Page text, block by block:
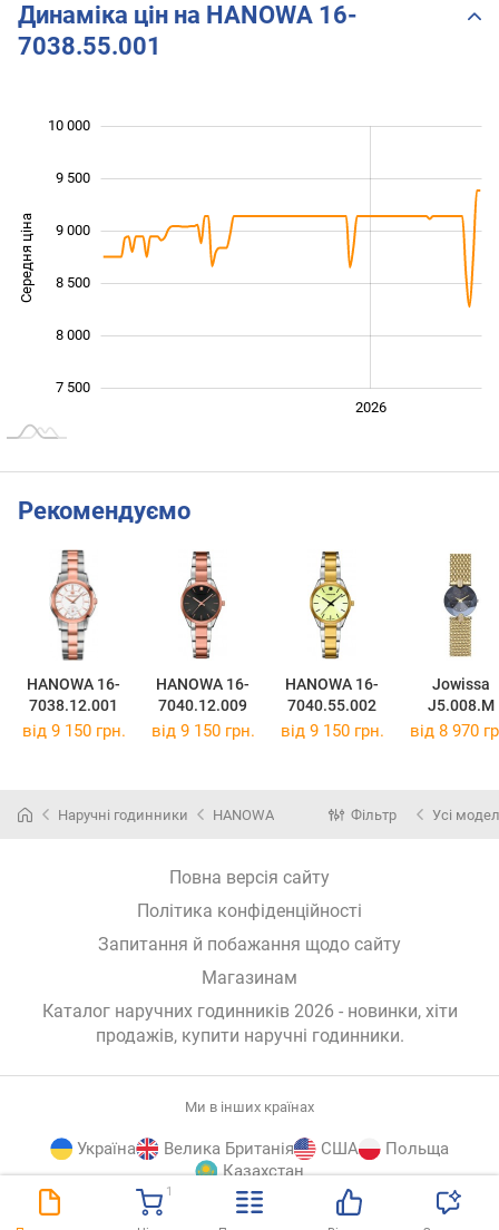
1
Динаміка цін на HANOWA 16-
7038.55.001
Середня ціна
7 500
8 000
8 500
9 000
9 500
10 000
2026
Рекомендуємо
HANOWA 16-
7038.12.001
HANOWA 16-
7040.12.009
HANOWA 16-
7040.55.002
Jowissa
J5.008.M
від 9 150 грн. від 9 150 грн. від 9 150 грн. від 8 970
Наручні годинники HANOWA Фільтр Усі
Повна версія сайту
Політика конфіденційності
Запитання й побажання щодо сайту
Магазинам
Каталог наручних годинників 2026 - новинки, хіти
продажів, купити наручні годинники.
Ми в інших країнах
Україна Велика Британія США
Польща
Казахстан